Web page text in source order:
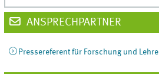
ANSPRECHPARTNER
Pressereferent für Forschung und Lehre